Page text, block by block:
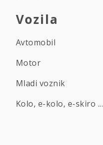
Vozila
Avtomobil
Motor
Mladi voznik
Kolo, e-kolo, e-skiro ...